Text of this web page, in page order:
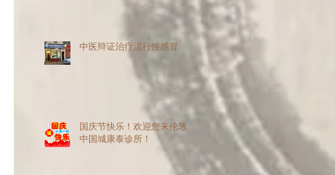
中医辩证治疗流行性感冒
国庆节快乐！欢迎您来伦敦
中国城康泰诊所！